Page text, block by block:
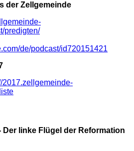
der Zellgemeinde
predigten/
de/podcast/id720151421
2017.zellgemeinde-
Der linke Flügel der Reformation